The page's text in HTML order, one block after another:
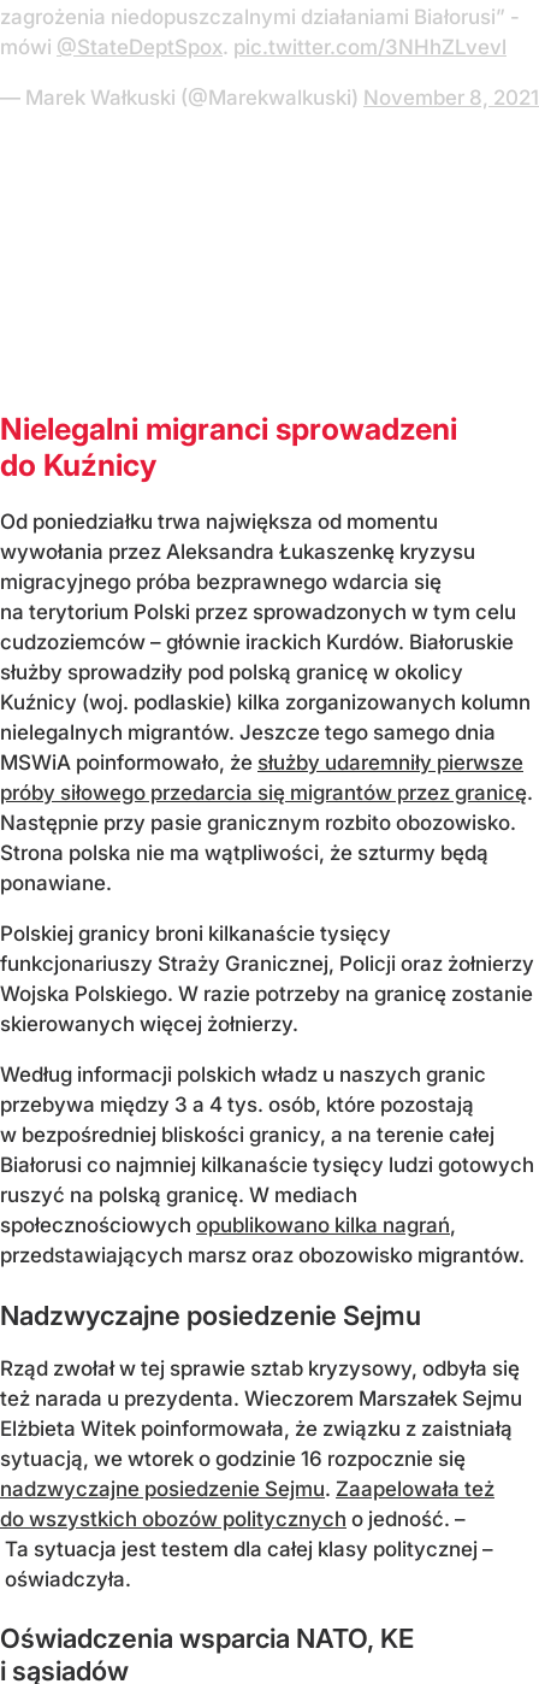
zagrożenia niedopuszczalnymi działaniami Białorusi” -
mówi @StateDeptSpox. pic.twitter.com/3NHhZLvevl
— Marek Wałkuski (@Marekwalkuski) November 8, 2021
Nielegalni migranci sprowadzeni
do Kuźnicy
Od poniedziałku trwa największa od momentu
wywołania przez Aleksandra Łukaszenkę kryzysu
migracyjnego próba bezprawnego wdarcia się
na terytorium Polski przez sprowadzonych w tym celu
cudzoziemców – głównie irackich Kurdów. Białoruskie
służby sprowadziły pod polską granicę w okolicy
Kuźnicy (woj. podlaskie) kilka zorganizowanych kolumn
nielegalnych migrantów. Jeszcze tego samego dnia
MSWiA poinformowało, że służby udaremniły pierwsze
próby siłowego przedarcia się migrantów przez granicę.
Następnie przy pasie granicznym rozbito obozowisko.
Strona polska nie ma wątpliwości, że szturmy będą
ponawiane.
Polskiej granicy broni kilkanaście tysięcy
funkcjonariuszy Straży Granicznej, Policji oraz żołnierzy
Wojska Polskiego. W razie potrzeby na granicę zostanie
skierowanych więcej żołnierzy.
Według informacji polskich władz u naszych granic
przebywa między 3 a 4 tys. osób, które pozostają
w bezpośredniej bliskości granicy, a na terenie całej
Białorusi co najmniej kilkanaście tysięcy ludzi gotowych
ruszyć na polską granicę. W mediach
społecznościowych opublikowano kilka nagrań,
przedstawiających marsz oraz obozowisko migrantów.
Nadzwyczajne posiedzenie Sejmu
Rząd zwołał w tej sprawie sztab kryzysowy, odbyła się
też narada u prezydenta. Wieczorem Marszałek Sejmu
Elżbieta Witek poinformowała, że związku z zaistniałą
sytuacją, we wtorek o godzinie 16 rozpocznie się
nadzwyczajne posiedzenie Sejmu. Zaapelowała też
do wszystkich obozów politycznych o jedność. –
Ta sytuacja jest testem dla całej klasy politycznej –
oświadczyła.
Oświadczenia wsparcia NATO, KE
i sąsiadów